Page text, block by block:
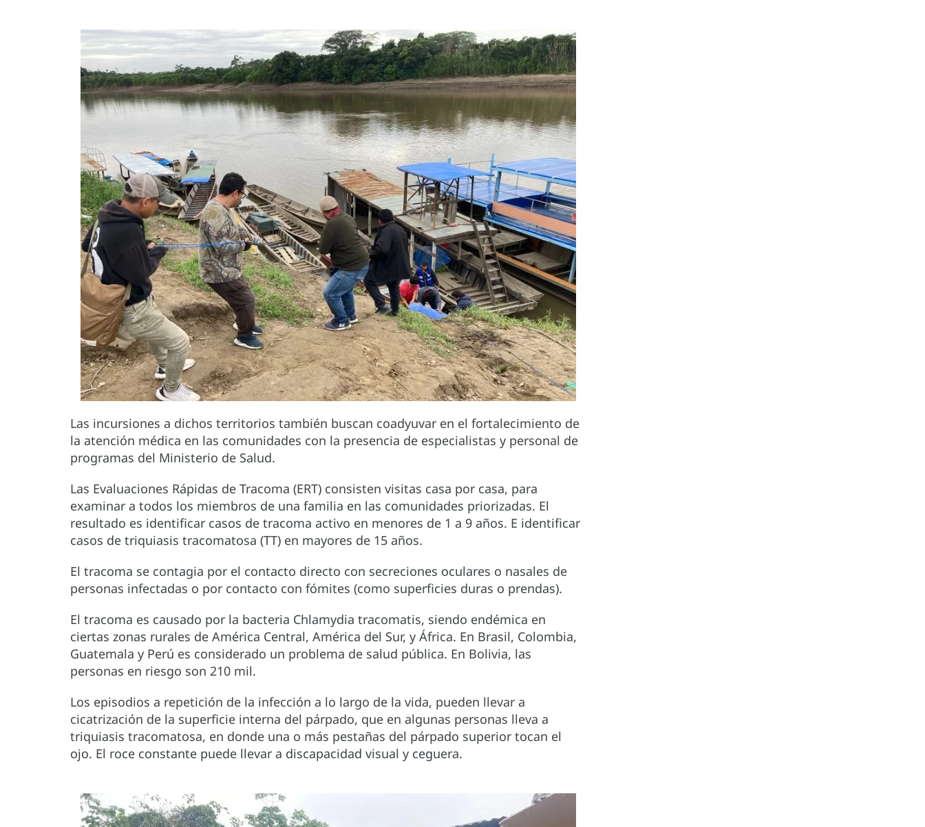
Las incursiones a dichos territorios también buscan coadyuvar en el fortalecimiento de
la atención médica en las comunidades con la presencia de especialistas y personal de
programas del Ministerio de Salud.
Las Evaluaciones Rápidas de Tracoma (ERT) consisten visitas casa por casa, para
examinar a todos los miembros de una familia en las comunidades priorizadas. El
resultado es identificar casos de tracoma activo en menores de 1 a 9 años. E identificar
casos de triquiasis tracomatosa (TT) en mayores de 15 años.
El tracoma se contagia por el contacto directo con secreciones oculares o nasales de
personas infectadas o por contacto con fómites (como superficies duras o prendas).
El tracoma es causado por la bacteria Chlamydia tracomatis, siendo endémica en
ciertas zonas rurales de América Central, América del Sur, y África. En Brasil, Colombia,
Guatemala y Perú es considerado un problema de salud pública. En Bolivia, las
personas en riesgo son 210 mil.
Los episodios a repetición de la infección a lo largo de la vida, pueden llevar a
cicatrización de la superficie interna del párpado, que en algunas personas lleva a
triquiasis tracomatosa, en donde una o más pestañas del párpado superior tocan el
ojo. El roce constante puede llevar a discapacidad visual y ceguera.